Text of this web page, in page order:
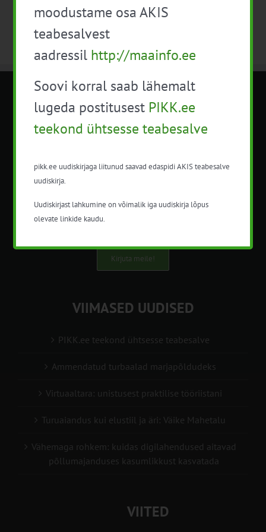
METK NÕUANDETEENISTUS
Nõuandeteenistuse nimetuse alt
nõustamisteenuseid.
info@pikk.ee
Kirjuta meile!
VIIMASED UUDISED
PIKK.ee teekond ühtsesse teabesalve
Ammendatud turbaalad marjapõldudeks
Virtuaaltara: unistusest praktilise tööriistani
Turuaiandus kui elustiil ja äri: Väike Mahetalu
Vähemaga rohkem: kuidas digilahendused aitavad
põllumajanduses kasumlikkust kasvatada
VIITED
moodustame osa AKIS
teabesalvest
aadressil http://maainfo.ee
Soovi korral saab lähemalt
lugeda postitusest PIKK.ee
teekond ühtsesse teabesalve
pikk.ee uudiskirjaga liitunud saavad edaspidi AKIS teabesalve
uudiskirja.
Uudiskirjast lahkumine on võimalik iga uudiskirja lõpus
olevate linkide kaudu.